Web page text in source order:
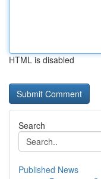
HTML is disabled
Search
Published News